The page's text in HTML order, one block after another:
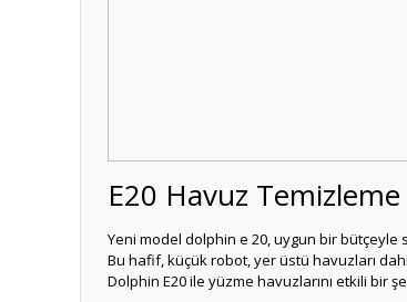
E20 Havuz
Yeni model dolphin e 20, uygun bir bütçeyle
Bu hafif, küçük robot, yer üstü havuzları
Dolphin E20 ile yüzme havuzlarını etkili bir